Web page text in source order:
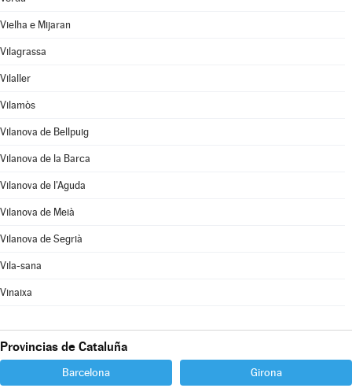
Vielha e Mijaran
Vilagrassa
Vilaller
Vilamòs
Vilanova de Bellpuig
Vilanova de la Barca
Vilanova de l'Aguda
Vilanova de Meià
Vilanova de Segrià
Vila-sana
Vinaixa
Provincias de Cataluña
Barcelona Girona